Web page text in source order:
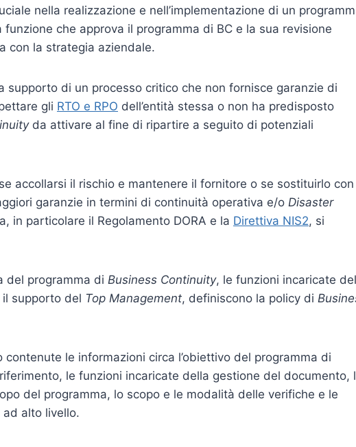
nella realizzazione e nell’implementazione di un
funzione che approva il programma di BC e la sua revisione
con la strategia aziendale.
supporto di un processo critico che non fornisce garanzie di
gli RTO e RPO dell’entità stessa o non ha predisposto
da attivare al fine di ripartire a seguito di potenziali
accollarsi il rischio e mantenere il fornitore o se sostituirlo con
garanzie in termini di continuità operativa e/o Disaster
in particolare il Regolamento DORA e la Direttiva NIS2, si
del programma di Business Continuity, le funzioni incaricate
supporto del Top Management, definiscono la policy di
le informazioni circa l’obiettivo del programma di
le funzioni incaricate della gestione del documento,
del programma, lo scopo e le modalità delle verifiche e le
alto livello.